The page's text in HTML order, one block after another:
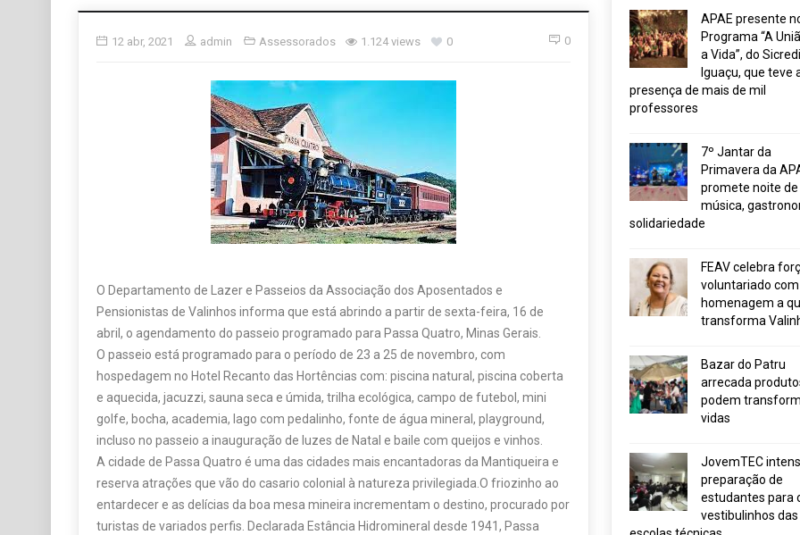
12 abr, 2021 admin Assessorados 1.124 views 0 0
O Departamento de Lazer e Passeios da Associação dos Aposentados e
Pensionistas de Valinhos informa que está abrindo a partir de sexta-feira, 16 de
abril, o agendamento do passeio programado para Passa Quatro, Minas Gerais.
O passeio está programado para o período de 23 a 25 de novembro, com
hospedagem no Hotel Recanto das Hortências com: piscina natural, piscina coberta
e aquecida, jacuzzi, sauna seca e úmida, trilha ecológica, campo de futebol, mini
golfe, bocha, academia, lago com pedalinho, fonte de água mineral, playground,
incluso no passeio a inauguração de luzes de Natal e baile com queijos e vinhos.
A cidade de Passa Quatro é uma das cidades mais encantadoras da Mantiqueira e
reserva atrações que vão do casario colonial à natureza privilegiada.O friozinho ao
entardecer e as delícias da boa mesa mineira incrementam o destino, procurado por
turistas de variados perfis. Declarada Estância Hidromineral desde 1941, Passa
APAE presente
Programa “A
a Vida”, do Sicredi
Iguaçu, que teve
presença de mais de mil
professores
7º Jantar da
Primavera da
promete noite de
música,
solidariedade
FEAV celebra
voluntariado com
homenagem a
transforma
Bazar do Patru
arrecada
podem
vidas
JovemTEC
preparação de
estudantes para
vestibulinhos das